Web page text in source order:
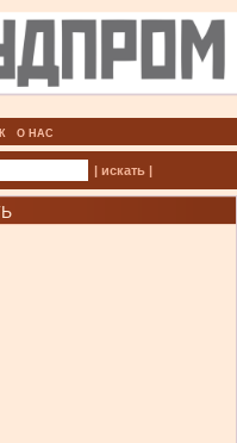
О НАС
| искать |